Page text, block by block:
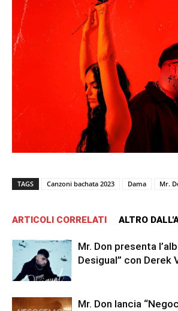
TAGS Canzoni bachata 2023 Dama Mr.
ARTICOLI CORRELATI ALTRO
Mr. Don presenta
Desigual” con Derek
Mr. Don lancia